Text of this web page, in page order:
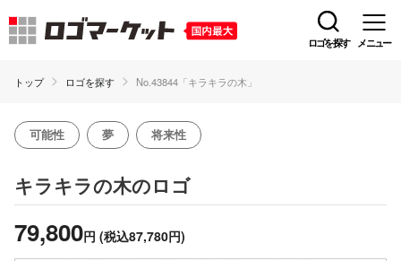
ロゴを探す メニュー
トップ ロゴを探す No.43844「キラキラの木」
可能性 夢 将来性
キラキラの木のロゴ
79,800円 (税込87,780円)